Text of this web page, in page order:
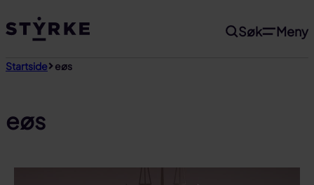
til
Søk Meny
Startside eøs
eøs